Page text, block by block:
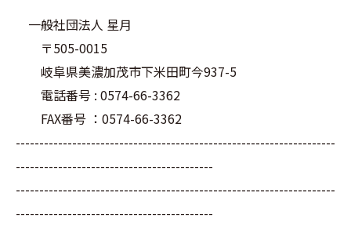
一般社団法人 星月
〒505-0015
岐阜県美濃加茂市下米田町今937-5
電話番号 : 0574-66-3362
FAX番号 ：0574-66-3362
--------------------------------------------------------------------
------------------------------------------
--------------------------------------------------------------------
------------------------------------------